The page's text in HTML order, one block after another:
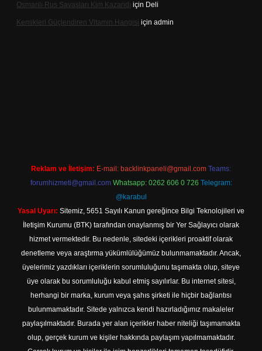
Osmanlı Rus Savaşları Kim Kazandı için Deli
Kemikleri Güçlendiren Vitamin Hangisi için admin
Reklam ve İletişim: E-mail: backlinkpaneli@gmail.com Teams:
forumhizmeti@gmail.com Whatsapp: 0262 606 0 726 Telegram:
@karabul
Yasal Uyarı: Sitemiz, 5651 Sayılı Kanun gereğince Bilgi Teknolojileri ve
İletişim Kurumu (BTK) tarafından onaylanmış bir Yer Sağlayıcı olarak
hizmet vermektedir. Bu nedenle, sitedeki içerikleri proaktif olarak
denetleme veya araştırma yükümlülüğümüz bulunmamaktadır. Ancak,
üyelerimiz yazdıkları içeriklerin sorumluluğunu taşımakta olup, siteye
üye olarak bu sorumluluğu kabul etmiş sayılırlar. Bu internet sitesi,
herhangi bir marka, kurum veya şahıs şirketi ile hiçbir bağlantısı
bulunmamaktadır. Sitede yalnızca kendi hazırladığımız makaleler
paylaşılmaktadır. Burada yer alan içerikler haber niteliği taşımamakta
olup, gerçek kurum ve kişiler hakkında paylaşım yapılmamaktadır.